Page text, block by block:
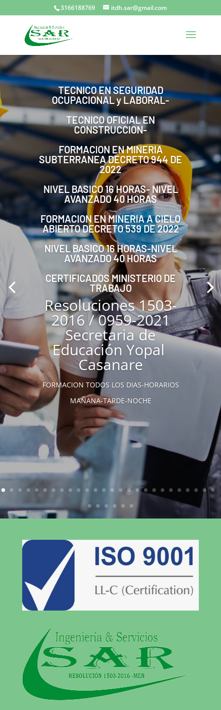
3166188769 itdh.sar@gmail.com
TECNICO EN SEGURIDAD
OCUPACIONAL y LABORAL-
TECNICO OFICIAL EN
CONSTRUCCION-
FORMACION EN MINERIA
SUBTERRANEA DECRETO 944 DE
2022
NIVEL BASICO 16 HORAS- NIVEL
AVANZADO 40 HORAS
FORMACION EN MINERIA A CIELO
ABIERTO DECRETO 539 DE 2022
NIVEL BASICO 16 HORAS-NIVEL
AVANZADO 40 HORAS
CERTIFICADOS MINISTERIO DE
TRABAJO
Resoluciones 1503-
2016 / 0959-2021
Secretaria de
Educación Yopal
Casanare
FORMACION TODOS LOS DIAS-HORARIOS
MAÑANA-TARDE-NOCHE